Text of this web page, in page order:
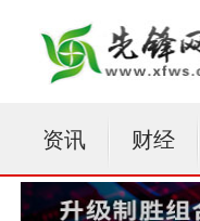
资讯 财经